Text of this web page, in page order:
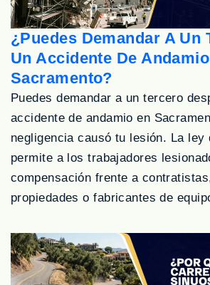
¿Puedes Demandar A Un
Un Accidente De
Sacramento?
Puedes demandar a un tercero
accidente de andamio en
negligencia causó tu lesión. La ley
permite a los trabajadores
compensación frente a
propiedades o fabricantes de